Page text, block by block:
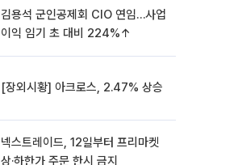
김용석 군인공제회 CIO 연임…사업
이익 임기 초 대비 224%↑
[장외시황] 아크로스, 2.47% 상승
넥스트레이드, 12일부터 프리마켓
상·하한가 주문 한시 금지